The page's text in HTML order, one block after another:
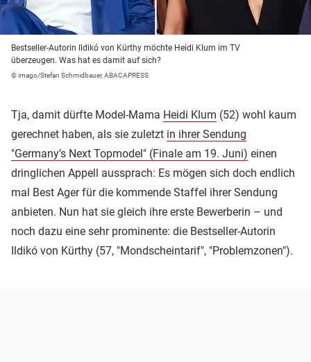
Bestseller-Autorin Ildikó von Kürthy möchte Heidi Klum im TV
überzeugen. Was hat es damit auf sich?
© imago/Stefan Schmidbauer, ABACAPRESS
Tja, damit dürfte Model-Mama Heidi Klum (52) wohl kaum
gerechnet haben, als sie zuletzt in ihrer Sendung
"Germany’s Next Topmodel" (Finale am 19. Juni) einen
dringlichen Appell aussprach: Es mögen sich doch endlich
mal Best Ager für die kommende Staffel ihrer Sendung
anbieten. Nun hat sie gleich ihre erste Bewerberin – und
noch dazu eine sehr prominente: die Bestseller-Autorin
Ildikó von Kürthy (57, "Mondscheintarif", "Problemzonen").